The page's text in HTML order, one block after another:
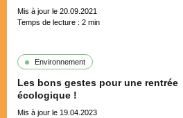
Mis à jour le 20.09.2021
Temps de lecture : 2 min
Environnement
Les bons gestes pour une rentrée
écologique !
Mis à jour le 19.04.2023